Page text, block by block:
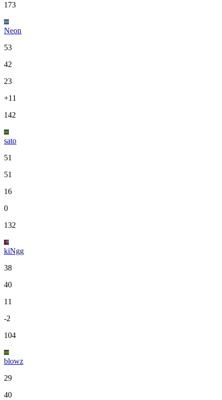
173
Neon
53
42
23
+11
142
sato
51
51
16
0
132
kiNgg
38
40
11
-2
104
blowz
29
40